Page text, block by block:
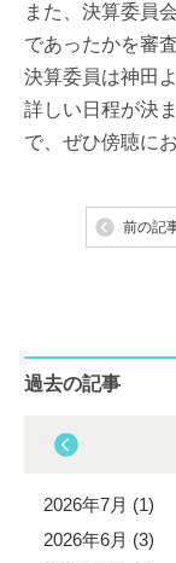
また、決算委員
であったかを審
決算委員は神田
詳しい日程が決
で、ぜひ傍聴に
前の記
過去の記事
2026年7月 (1)
2026年6月 (3)